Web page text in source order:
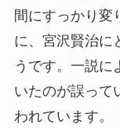
間にすっかり変
に、宮沢賢治に
うです。一説に
いたのが誤って
われています。